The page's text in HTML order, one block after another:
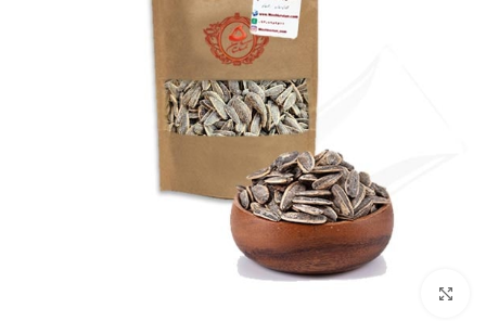
بزرگنمایی تصویر